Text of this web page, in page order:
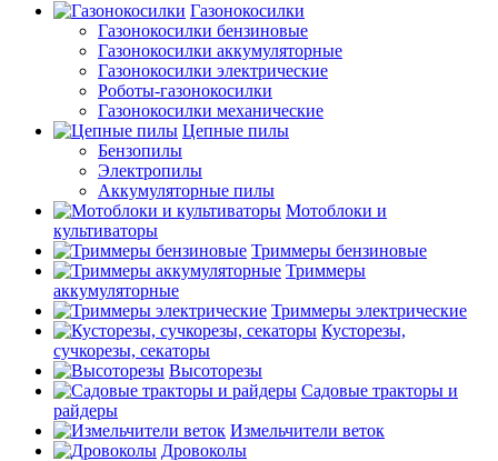
Газонокосилки
Газонокосилки бензиновые
Газонокосилки аккумуляторные
Газонокосилки электрические
Роботы-газонокосилки
Газонокосилки механические
Цепные пилы
Бензопилы
Электропилы
Аккумуляторные пилы
Мотоблоки и
культиваторы
Триммеры бензиновые
Триммеры
аккумуляторные
Триммеры электрические
Кусторезы,
сучкорезы, секаторы
Высоторезы
Садовые тракторы и
райдеры
Измельчители веток
Дровоколы